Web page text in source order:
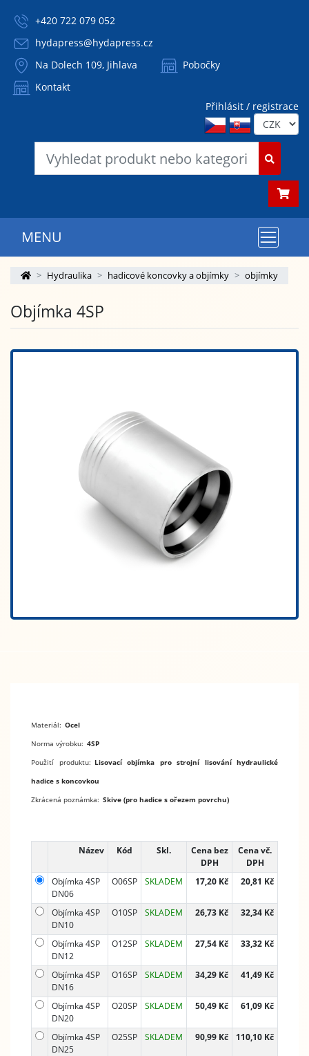
+420 722 079 052
hydapress@hydapress.cz
Na Dolech 109, Jihlava
Pobočky
Kontakt
Přihlásit / registrace
MENU
Hydraulika hadicové koncovky a objímky objímky
Objímka 4SP
Materiál: Ocel
Norma výrobku: 4SP
Použití produktu: Lisovací objímka pro strojní lisování hydraulické
hadice s koncovkou
Zkrácená poznámka: Skive (pro hadice s ořezem povrchu)
Název Kód Skl.
Cena bez
DPH
Cena vč.
DPH
Objímka 4SP
DN06
O06SP SKLADEM 17,20 Kč 20,81 Kč
Objímka 4SP
DN10
O10SP SKLADEM 26,73 Kč 32,34 Kč
Objímka 4SP
DN12
O12SP SKLADEM 27,54 Kč 33,32 Kč
Objímka 4SP
DN16
O16SP SKLADEM 34,29 Kč 41,49 Kč
Objímka 4SP
DN20
O20SP SKLADEM 50,49 Kč 61,09 Kč
Objímka 4SP
DN25
O25SP SKLADEM 90,99 Kč 110,10 Kč